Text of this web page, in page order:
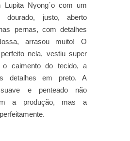
Lupita Nyong´o com um
dourado, justo, aberto
pernas, com detalhes
arrasou muito! O
nela, vestiu super
caimento do tecido, a
detalhes em preto. A
suave e penteado não
a produção, mas a